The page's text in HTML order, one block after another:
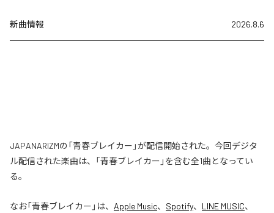
新曲情報 2026.8.6
JAPANARIZMの「青春ブレイカー」が配信開始された。今回デジタ
ル配信された楽曲は、「青春ブレイカー」を含む全1曲となってい
る。
なお「青春ブレイカー 」は、 Apple Music、 Spotify、 LINE MUSIC、